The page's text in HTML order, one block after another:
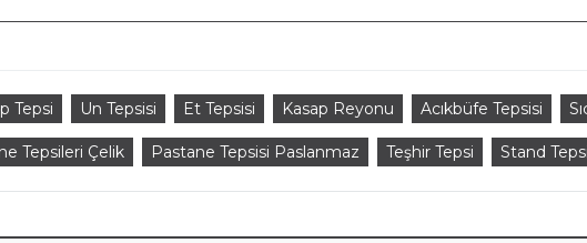
Tepsi Un Tepsisi Et Tepsisi Kasap Reyonu Acıkbüfe Tepsisi
Tepsileri Çelik Pastane Tepsisi Paslanmaz Teşhir Tepsi Stand